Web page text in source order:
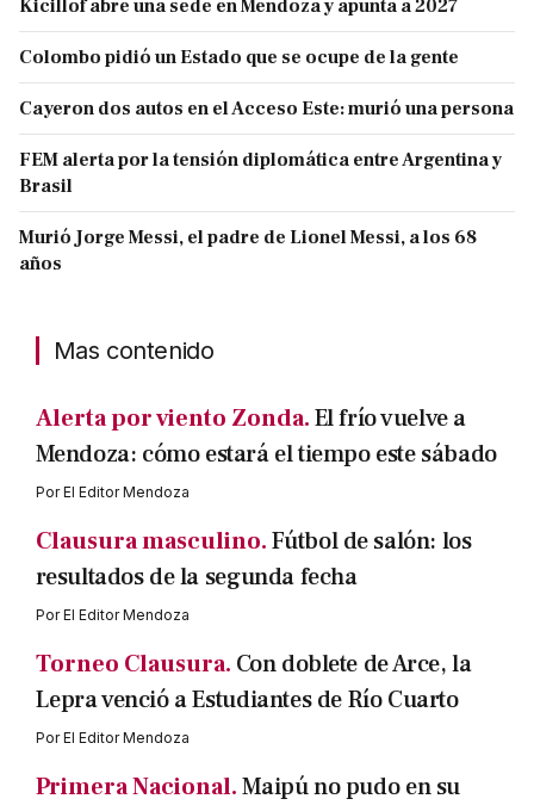
Kicillof abre una sede en Mendoza y apunta a 2027
Colombo pidió un Estado que se ocupe de la gente
Cayeron dos autos en el Acceso Este: murió una persona
FEM alerta por la tensión diplomática entre Argentina y
Brasil
Murió Jorge Messi, el padre de Lionel Messi, a los 68
años
Mas contenido
Alerta por viento Zonda.El frío vuelve a
Mendoza: cómo estará el tiempo este sábado
PorEl Editor Mendoza
Clausura masculino.Fútbol de salón: los
resultados de la segunda fecha
PorEl Editor Mendoza
Torneo Clausura. Con doblete de Arce, la
Lepra venció a Estudiantes de Río Cuarto
PorEl Editor Mendoza
Primera Nacional.Maipú no pudo en su